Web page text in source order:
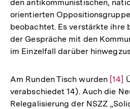
den antikommunistischen,
orientierten
beobachtet. Es verstärkte ihre
der Gespräche mit den
im Einzelfall darüber
Am Runden Tisch wurden Zur
der
[14]
verabschiedet 14). Auch die
Relegalisierung der NSZZ